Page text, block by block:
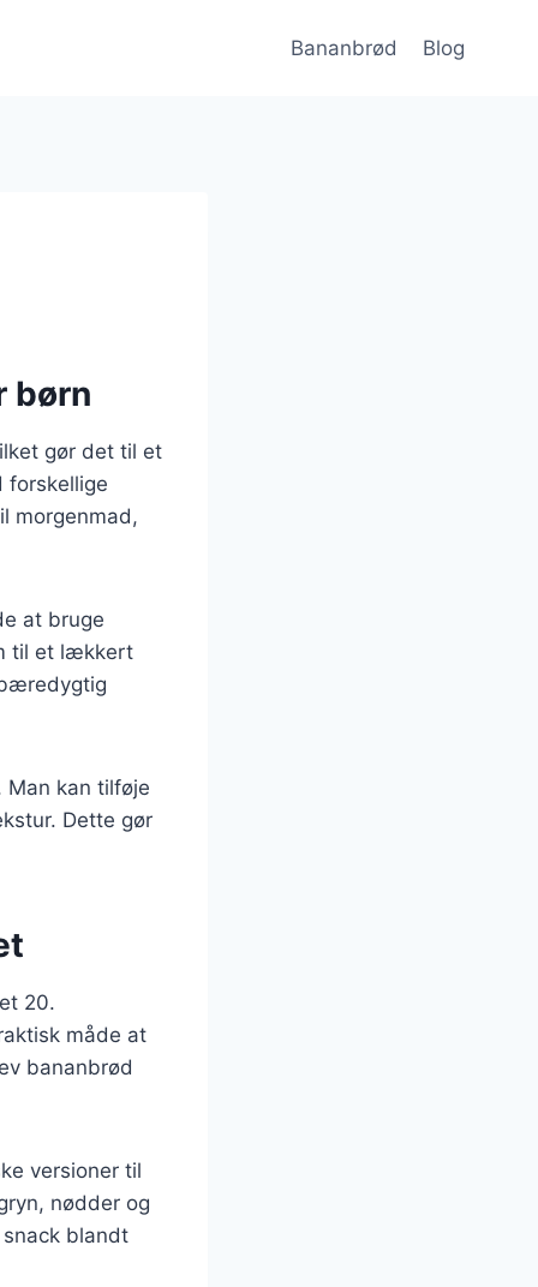
Bananbrød Blog
børn
gør det til et
forskellige
morgenmad,
at bruge
til et lækkert
Man kan tilføje
Dette gør
20.
måde at
bananbrød
versioner til
nødder og
blandt